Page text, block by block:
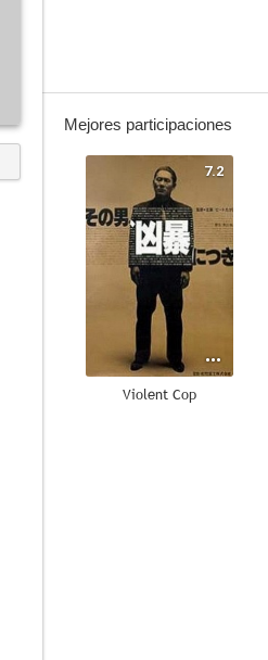
Mejores participaciones
7.2
Violent Cop